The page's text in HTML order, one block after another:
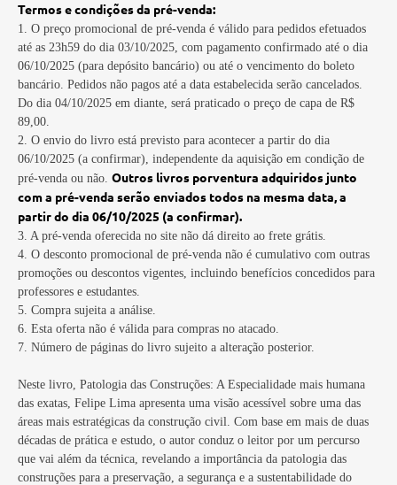
Termos e condições da pré-venda:
1. O preço promocional de pré-venda é válido para pedidos efetuados
até as 23h59 do dia 03/10/2025, com pagamento confirmado até o dia
06/10/2025 (para depósito bancário) ou até o vencimento do boleto
bancário. Pedidos não pagos até a data estabelecida serão cancelados.
Do dia 04/10/2025 em diante, será praticado o preço de capa de R$
89,00.
2. O envio do livro está previsto para acontecer a partir do dia
06/10/2025 (a confirmar), independente da aquisição em condição de
pré-venda ou não. Outros livros porventura adquiridos junto
com a pré-venda serão enviados todos na mesma data, a
partir do dia 06/10/2025 (a confirmar).
3. A pré-venda oferecida no site não dá direito ao frete grátis.
4. O desconto promocional de pré-venda não é cumulativo com outras
promoções ou descontos vigentes, incluindo benefícios concedidos para
professores e estudantes.
5. Compra sujeita a análise.
6. Esta oferta não é válida para compras no atacado.
7. Número de páginas do livro sujeito a alteração posterior.
Neste livro, Patologia das Construções: A Especialidade mais humana
das exatas, Felipe Lima apresenta uma visão acessível sobre uma das
áreas mais estratégicas da construção civil. Com base em mais de duas
décadas de prática e estudo, o autor conduz o leitor por um percurso
que vai além da técnica, revelando a importância da patologia das
construções para a preservação, a segurança e a sustentabilidade do